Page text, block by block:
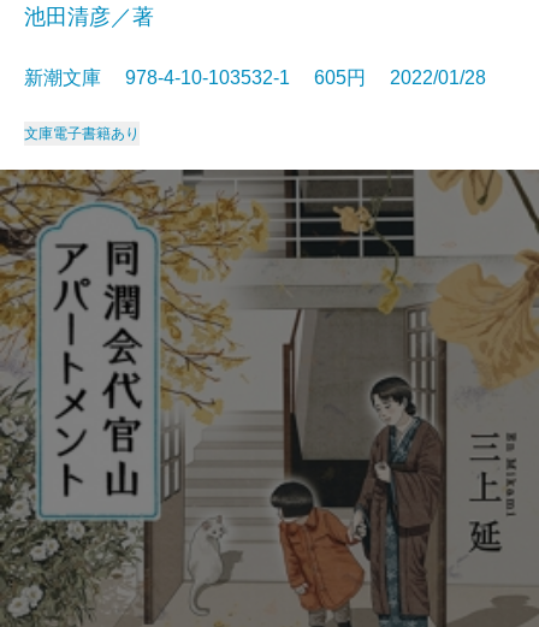
池田清彦／著
新潮文庫 978-4-10-103532-1 605円 2022/01/28
文庫電子書籍あり